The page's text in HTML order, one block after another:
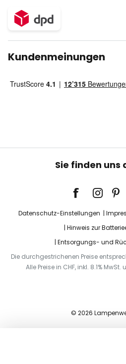
Kundenmeinungen
Sie finden uns
Datenschutz-Einstellungen
Hinweis zur
Entsorgungs- und
Die durchgestrichenen Preise
Alle Preise in CHF, inkl. 8.1%
© 2026